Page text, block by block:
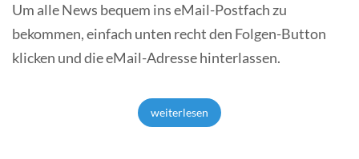
Um alle News bequem ins eMail-Postfach zu
bekommen, einfach unten recht den Folgen-Button
klicken und die eMail-Adresse hinterlassen.
weiterlesen